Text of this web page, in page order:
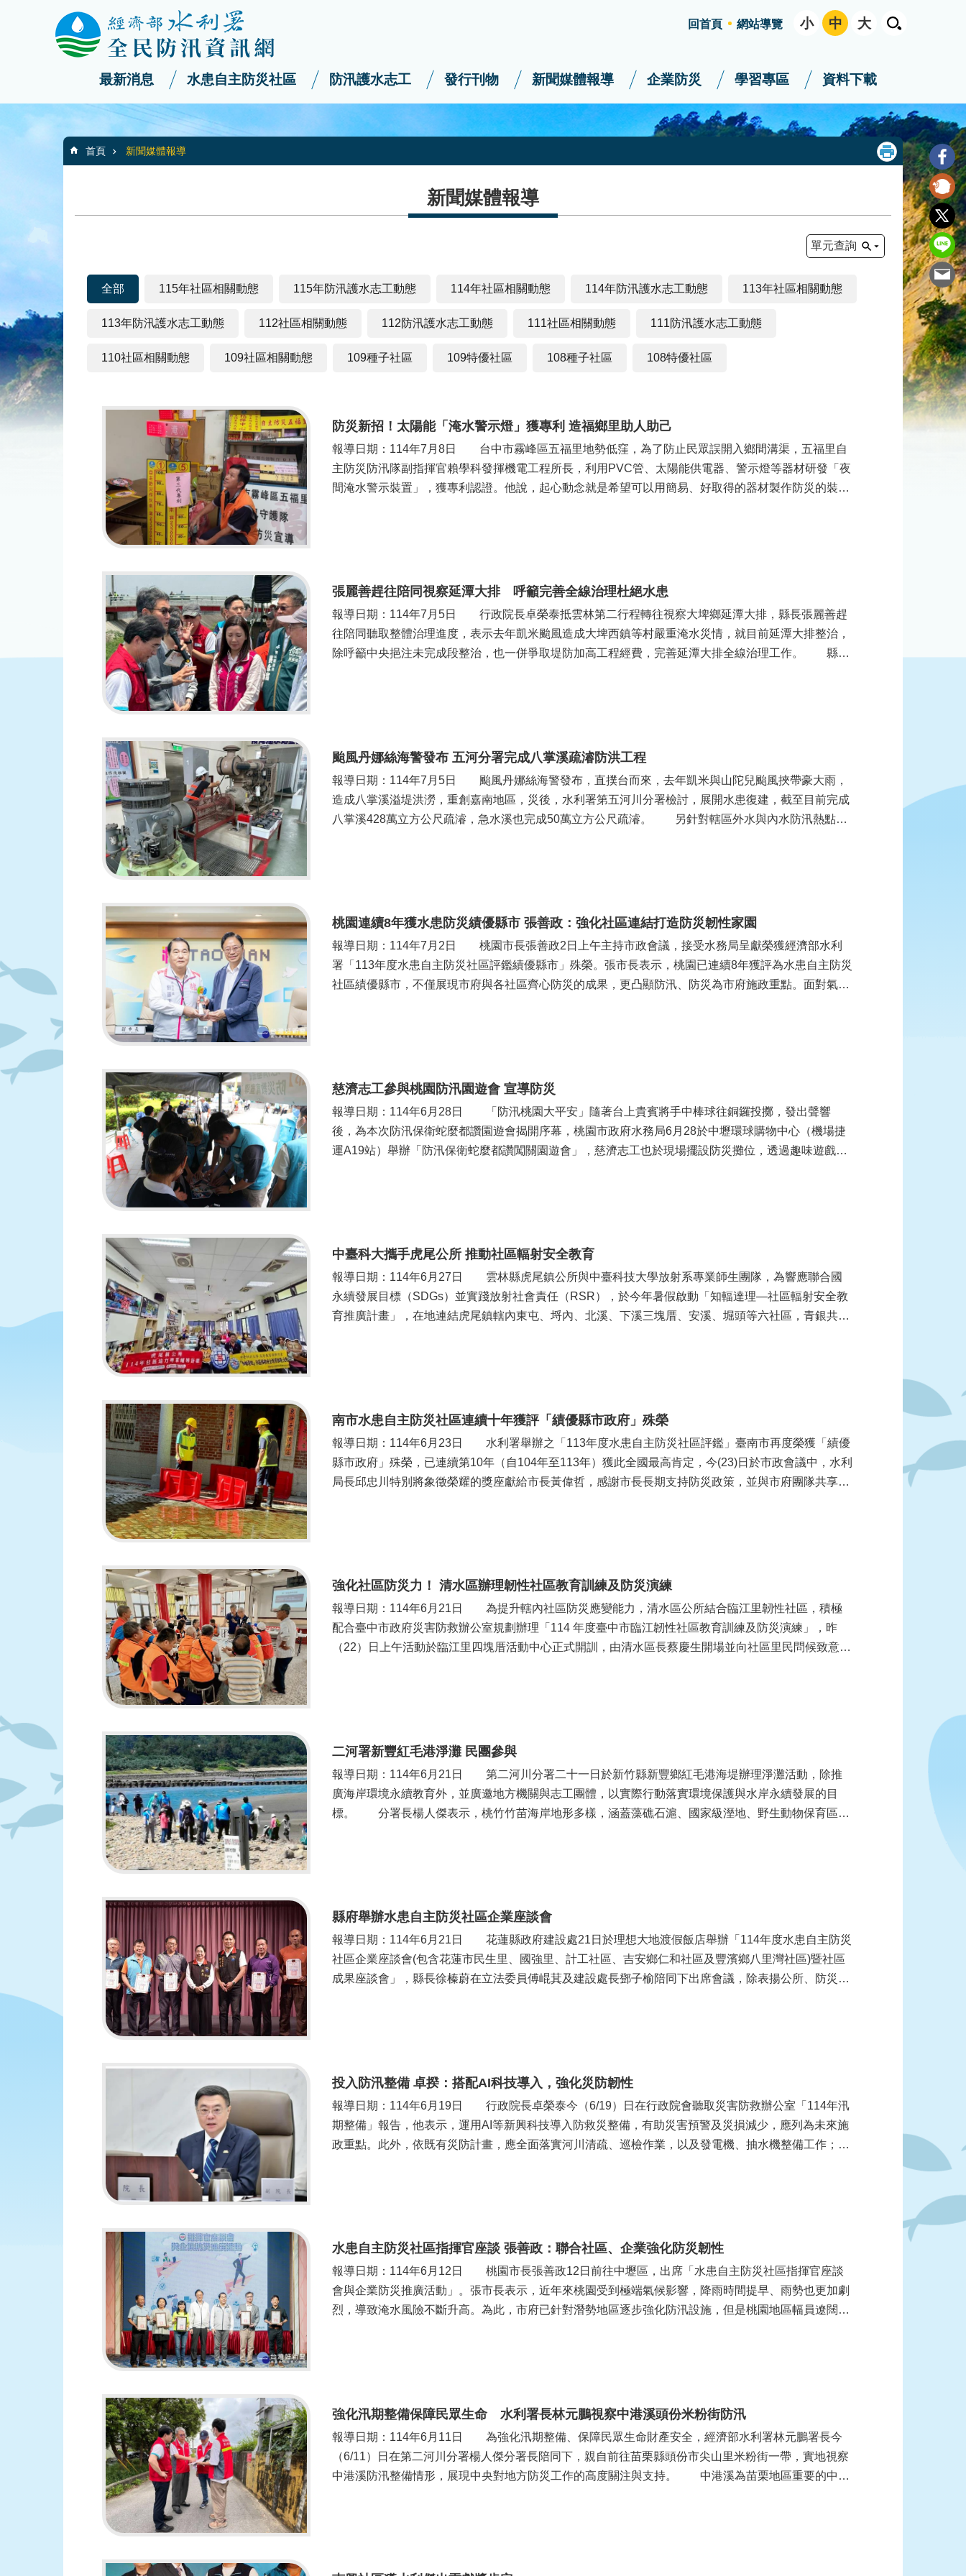
跳到主要內容區塊
回首頁
網站導覽 小 中 大
最新消息 水患自主防災社區 防汛護水志工 發行刊物 新聞媒體報導 企業防災 學習專區 資料下載
:::
首頁 新聞媒體報導
新聞媒體報導
單元查詢
全部 115年社區相關動態 115年防汛護水志工動態 114年社區相關動態 114年防汛護水志工動態 113年社區相關動態
113年防汛護水志工動態 112社區相關動態 112防汛護水志工動態 111社區相關動態 111防汛護水志工動態
110社區相關動態 109社區相關動態 109種子社區 109特優社區 108種子社區 108特優社區
防災新招！太陽能「淹水警示燈」獲專利 造福鄉里助人助己
報導日期：114年7月8日 台中市霧峰區五福里地勢低窪，為了防止民眾誤開入鄉間溝渠，五福里自
主防災防汛隊副指揮官賴學科發揮機電工程所長，利用PVC管、太陽能供電器、警示燈等器材研發「夜
間淹水警示裝置」，獲專利認證。他說，起心動念就是希望可以用簡易、好取得的器材製作防災的裝
張麗善趕往陪同視察延潭大排 呼籲完善全線治理杜絕水患
報導日期：114年7月5日 行政院長卓榮泰抵雲林第二行程轉往視察大埤鄉延潭大排，縣長張麗善趕
往陪同聽取整體治理進度，表示去年凱米颱風造成大埤西鎮等村嚴重淹水災情，就目前延潭大排整治，
除呼籲中央挹注未完成段整治，也一併爭取堤防加高工程經費，完善延潭大排全線治理工作。 縣長
颱風丹娜絲海警發布 五河分署完成八掌溪疏濬防洪工程
報導日期：114年7月5日 颱風丹娜絲海警發布，直撲台而來，去年凱米與山陀兒颱風挾帶豪大雨，
造成八掌溪溢堤洪澇，重創嘉南地區，災後，水利署第五河川分署檢討，展開水患復建，截至目前完成
八掌溪428萬立方公尺疏濬，急水溪也完成50萬立方公尺疏濬。 另針對轄區外水與內水防汛熱點，
桃園連續8年獲水患防災績優縣市 張善政：強化社區連結打造防災韌性家園
報導日期：114年7月2日 桃園市長張善政2日上午主持市政會議，接受水務局呈獻榮獲經濟部水利
署「113年度水患自主防災社區評鑑績優縣市」殊榮。張市長表示，桃園已連續8年獲評為水患自主防災
社區績優縣市，不僅展現市府與各社區齊心防災的成果，更凸顯防汛、防災為市府施政重點。面對氣候
慈濟志工參與桃園防汛園遊會 宣導防災
報導日期：114年6月28日 「防汛桃園大平安」隨著台上貴賓將手中棒球往銅鑼投擲，發出聲響
後，為本次防汛保衛蛇麼都讚園遊會揭開序幕，桃園市政府水務局6月28於中壢環球購物中心（機場捷
運A19站）舉辦「防汛保衛蛇麼都讚闖關園遊會」，慈濟志工也於現場擺設防災攤位，透過趣味遊戲方
中臺科大攜手虎尾公所 推動社區輻射安全教育
報導日期：114年6月27日 雲林縣虎尾鎮公所與中臺科技大學放射系專業師生團隊，為響應聯合國
永續發展目標（SDGs）並實踐放射社會責任（RSR），於今年暑假啟動「知輻達理—社區輻射安全教
育推廣計畫」，在地連結虎尾鎮轄內東屯、埒內、北溪、下溪三塊厝、安溪、堀頭等六社區，青銀共學
南市水患自主防災社區連續十年獲評「績優縣市政府」殊榮
報導日期：114年6月23日 水利署舉辦之「113年度水患自主防災社區評鑑」臺南市再度榮獲「績優
縣市政府」殊榮，已連續第10年（自104年至113年）獲此全國最高肯定，今(23)日於市政會議中，水利
局長邱忠川特別將象徵榮耀的獎座獻給市長黃偉哲，感謝市長長期支持防災政策，並與市府團隊共享這
強化社區防災力！ 清水區辦理韌性社區教育訓練及防災演練
報導日期：114年6月21日 為提升轄內社區防災應變能力，清水區公所結合臨江里韌性社區，積極
配合臺中市政府災害防救辦公室規劃辦理「114 年度臺中市臨江韌性社區教育訓練及防災演練」，昨
（22）日上午活動於臨江里四塊厝活動中心正式開訓，由清水區長蔡慶生開場並向社區里民問候致意。
二河署新豐紅毛港淨灘 民團參與
報導日期：114年6月21日 第二河川分署二十一日於新竹縣新豐鄉紅毛港海堤辦理淨灘活動，除推
廣海岸環境永續教育外，並廣邀地方機關與志工團體，以實際行動落實環境保護與水岸永續發展的目
標。 分署長楊人傑表示，桃竹竹苗海岸地形多樣，涵蓋藻礁石滬、國家級溼地、野生動物保育區、
縣府舉辦水患自主防災社區企業座談會
報導日期：114年6月21日 花蓮縣政府建設處21日於理想大地渡假飯店舉辦「114年度水患自主防災
社區企業座談會(包含花蓮市民生里、國強里、計工社區、吉安鄉仁和社區及豐濱鄉八里灣社區)暨社區
成果座談會」，縣長徐榛蔚在立法委員傅崐萁及建設處長鄧子榆陪同下出席會議，除表揚公所、防災社
投入防汛整備 卓揆：搭配AI科技導入，強化災防韌性
報導日期：114年6月19日 行政院長卓榮泰今（6/19）日在行政院會聽取災害防救辦公室「114年汛
期整備」報告，他表示，運用AI等新興科技導入防救災整備，有助災害預警及災損減少，應列為未來施
政重點。此外，依既有災防計畫，應全面落實河川清疏、巡檢作業，以及發電機、抽水機整備工作；同
水患自主防災社區指揮官座談 張善政：聯合社區、企業強化防災韌性
報導日期：114年6月12日 桃園市長張善政12日前往中壢區，出席「水患自主防災社區指揮官座談
會與企業防災推廣活動」。張市長表示，近年來桃園受到極端氣候影響，降雨時間提早、雨勢也更加劇
烈，導致淹水風險不斷升高。為此，市府已針對潛勢地區逐步強化防汛設施，但是桃園地區幅員遼闊，
強化汛期整備保障民眾生命 水利署長林元鵬視察中港溪頭份米粉街防汛
報導日期：114年6月11日 為強化汛期整備、保障民眾生命財產安全，經濟部水利署林元鵬署長今
（6/11）日在第二河川分署楊人傑分署長陪同下，親自前往苗栗縣頭份市尖山里米粉街一帶，實地視察
中港溪防汛整備情形，展現中央對地方防災工作的高度關注與支持。 中港溪為苗栗地區重要的中央